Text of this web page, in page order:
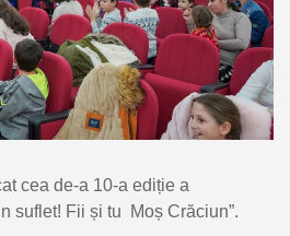
cea de-a 10-a ediție a
suflet! Fii și tu Moș Crăciun”.